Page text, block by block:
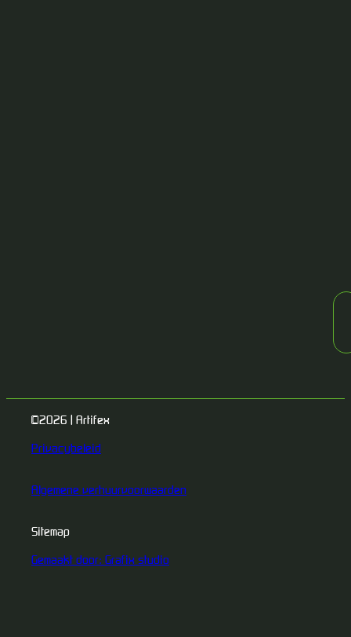
©2026 | Artifex
Privacybeleid
Algemene verhuurvoorwaarden
Sitemap
Gemaakt door: Grafix studio